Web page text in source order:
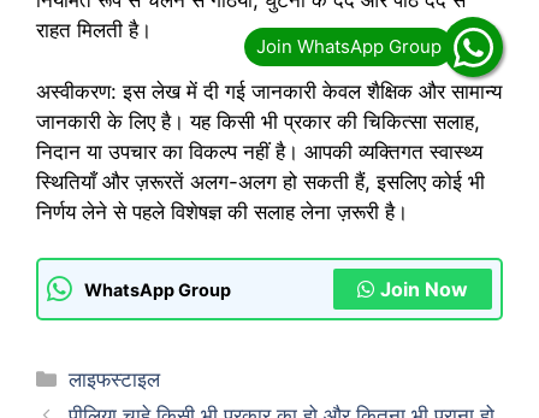
राहत मिलती है।
अस्वीकरण: इस लेख में दी गई जानकारी केवल शैक्षिक और सामान्य
जानकारी के लिए है। यह किसी भी प्रकार की चिकित्सा सलाह,
निदान या उपचार का विकल्प नहीं है। आपकी व्यक्तिगत स्वास्थ्य
स्थितियाँ और ज़रूरतें अलग-अलग हो सकती हैं, इसलिए कोई भी
निर्णय लेने से पहले विशेषज्ञ की सलाह लेना ज़रूरी है।
WhatsApp Group Join Now
Categories
लाइफस्टाइल